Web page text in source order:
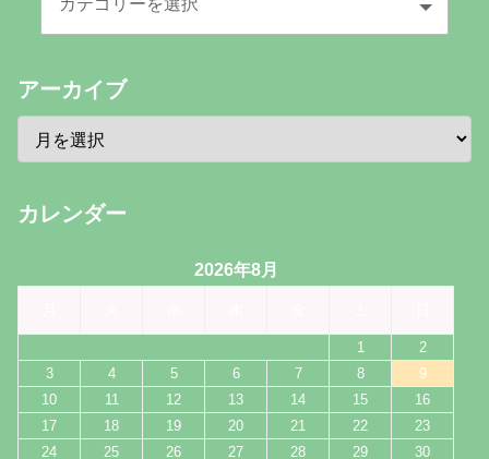
アーカイブ
カレンダー
2026年8月
1
2
3
4 5 6 7 8
9
10
11 12 13 14 15
16
17
18 19 20 21 22
23
24
25 26 27 28 29 30